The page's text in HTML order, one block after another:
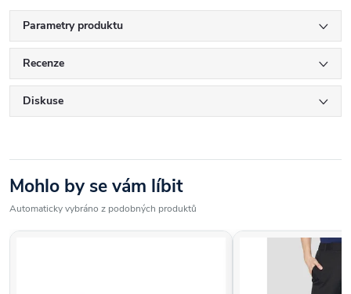
Parametry produktu
Recenze
Diskuse
Mohlo by se vám líbit
Automaticky vybráno z podobných produktů